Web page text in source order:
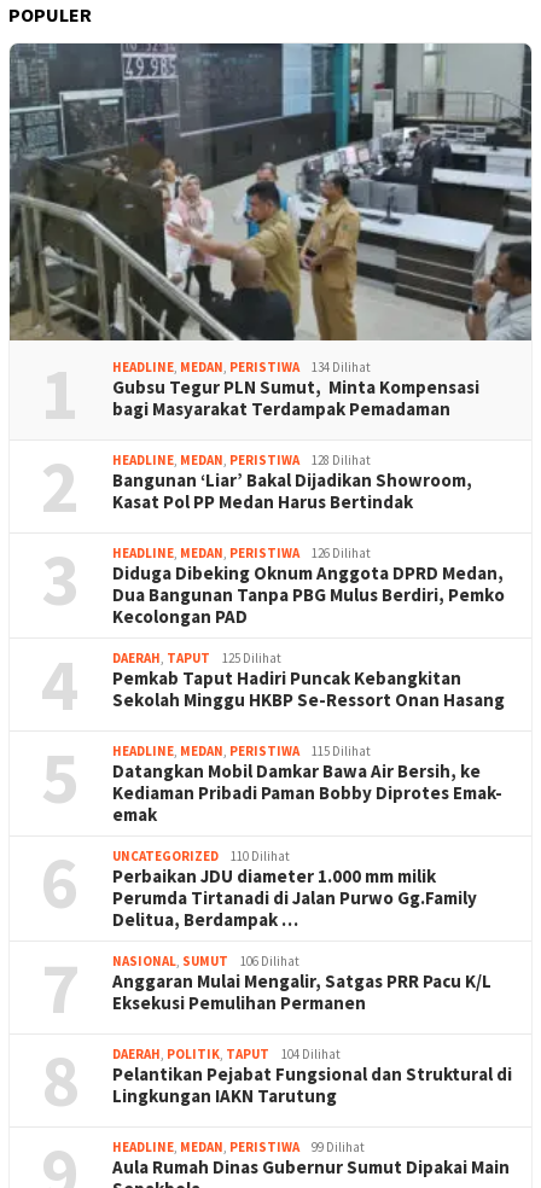
POPULER
1 HEADLINE, MEDAN, PERISTIWA 134 Dilihat
Gubsu Tegur PLN Sumut, Minta Kompensasi
bagi Masyarakat Terdampak Pemadaman
2 HEADLINE, MEDAN, PERISTIWA 128 Dilihat
Bangunan ‘Liar’ Bakal Dijadikan Showroom,
Kasat Pol PP Medan Harus Bertindak
3 HEADLINE, MEDAN, PERISTIWA 126 Dilihat
Diduga Dibeking Oknum Anggota DPRD Medan,
Dua Bangunan Tanpa PBG Mulus Berdiri, Pemko
Kecolongan PAD
4 DAERAH, TAPUT 125 Dilihat
Pemkab Taput Hadiri Puncak Kebangkitan
Sekolah Minggu HKBP Se-Ressort Onan Hasang
5 HEADLINE, MEDAN, PERISTIWA 115 Dilihat
Datangkan Mobil Damkar Bawa Air Bersih, ke
Kediaman Pribadi Paman Bobby Diprotes Emak-
emak
6 UNCATEGORIZED 110 Dilihat
Perbaikan JDU diameter 1.000 mm milik
Perumda Tirtanadi di Jalan Purwo Gg.Family
Delitua, Berdampak …
7 NASIONAL, SUMUT 106 Dilihat
Anggaran Mulai Mengalir, Satgas PRR Pacu K/L
Eksekusi Pemulihan Permanen
8 DAERAH, POLITIK, TAPUT 104 Dilihat
Pelantikan Pejabat Fungsional dan Struktural di
Lingkungan IAKN Tarutung
HEADLINE, MEDAN, PERISTIWA 99 Dilihat
Aula Rumah Dinas Gubernur Sumut Dipakai Main